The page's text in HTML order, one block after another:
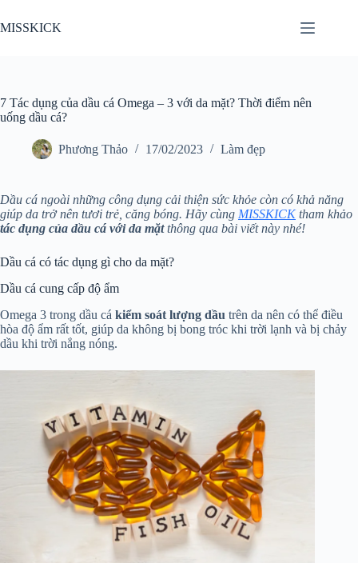
đến
phần
MISSKICK
7 Tác dụng của dầu cá Omega – 3 với da mặt? Thời điểm nên
uống dầu cá?
Phương Thảo 17/02/2023 Làm đẹp
Dầu cá ngoài những công dụng cải thiện sức khỏe còn có khả năng
giúp da trở nên tươi trẻ, căng bóng. Hãy cùng MISSKICKtham khảo
tác dụng của dầu cá với da mặtthông qua bài viết này nhé!
Dầu cá có tác dụng gì cho da mặt?
Dầu cá cung cấp độ ẩm
Omega 3 trong dầu cá kiểm soát lượng dầu trên da nên có thể điều
hòa độ ẩm rất tốt, giúp da không bị bong tróc khi trời lạnh và bị chảy
dầu khi trời nắng nóng.